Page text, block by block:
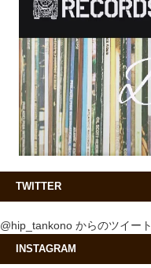
TWITTER
@hip_tankono からのツイート
INSTAGRAM